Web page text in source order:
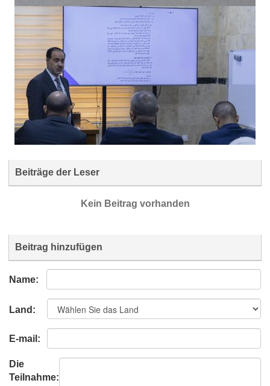
Beiträge der Leser
Kein Beitrag vorhanden
Beitrag hinzufügen
Name:
Land:
E-mail:
Die
Teilnahme: